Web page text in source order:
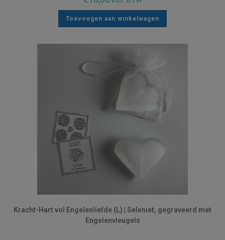
Toevoegen aan winkelwagen
Kracht-Hart vol Engelenliefde (L) | Seleniet, gegraveerd met
Engelenvleugels